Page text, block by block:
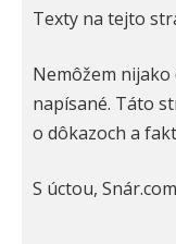
Texty na tejto
Nemôžem
napísané. Táto
o dôkazoch a
S úctou,